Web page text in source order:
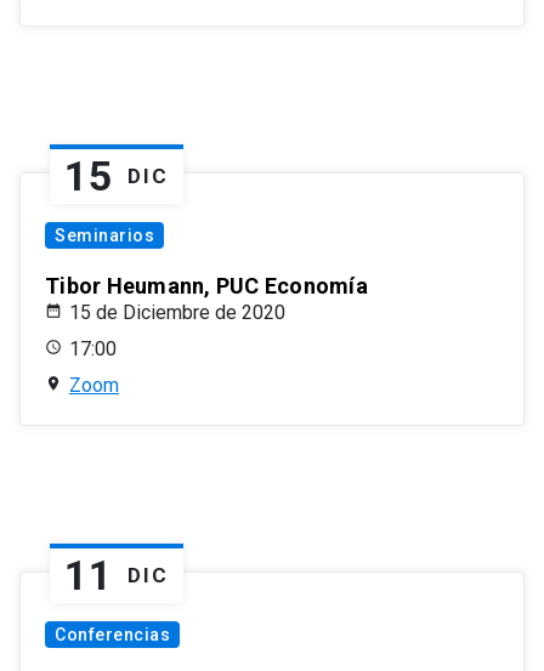
15 DIC
Seminarios
Tibor Heumann, PUC Economía
15 de Diciembre de 2020
17:00
Zoom
11 DIC
Conferencias